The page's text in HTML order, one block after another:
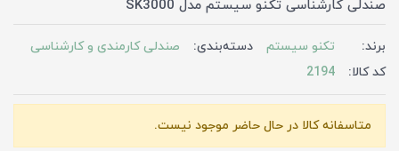
صندلی کارشناسی تکنو سیستم مدل SK3000
برند: تکنو سیستم دسته‌بندی:
صندلی کارمندی و کارشناسی
کد کالا:
2194
متاسفانه کالا در حال حاضر موجود نیست.